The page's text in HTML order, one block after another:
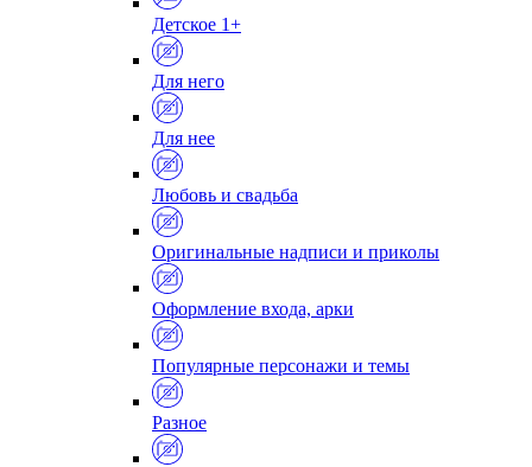
Детское 1+
Для него
Для нее
Любовь и свадьба
Оригинальные надписи и приколы
Оформление входа, арки
Популярные персонажи и темы
Разное